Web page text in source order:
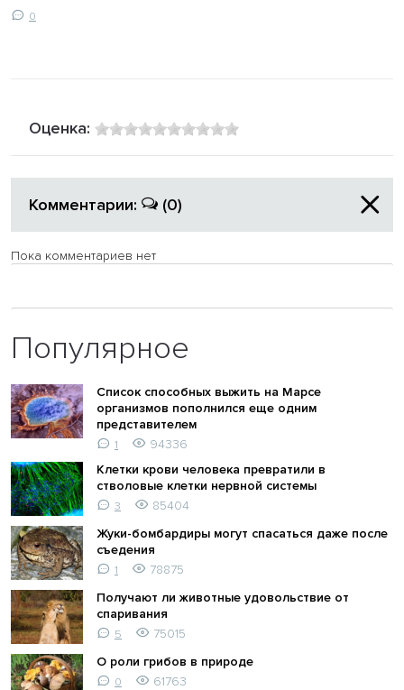
0
Оценка:
Комментарии: (0)
Пока комментариев нет
Популярное
Список способных выжить на Марсе
организмов пополнился еще одним
представителем
1
94336
Клетки крови человека превратили в
стволовые клетки нервной системы
3
85404
Жуки-бомбардиры могут спасаться даже после
съедения
1
78875
Получают ли животные удовольствие от
спаривания
5
75015
О роли грибов в природе
0 61763